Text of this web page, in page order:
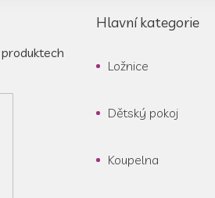
Hlavní kategorie
Ložnice
Dětský pokoj
Koupelna